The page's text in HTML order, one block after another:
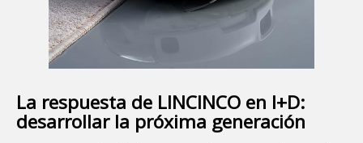
La respuesta de LINCINCO en I+D:
desarrollar la próxima generación